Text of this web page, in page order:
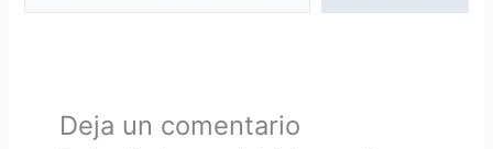
Deja un comentario